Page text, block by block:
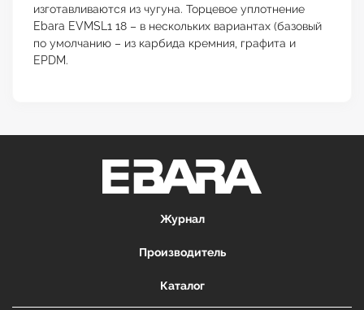
изготавливаются из чугуна. Торцевое уплотнение
Ebara EVMSL1 18 – в нескольких вариантах (базовый
по умолчанию – из карбида кремния, графита и
EPDM.
Журнал
Производитель
Каталог